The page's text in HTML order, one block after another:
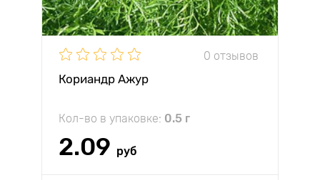
0 отзывов
Кориандр Ажур
Кол-во в упаковке: 0.5 г
2.09 руб